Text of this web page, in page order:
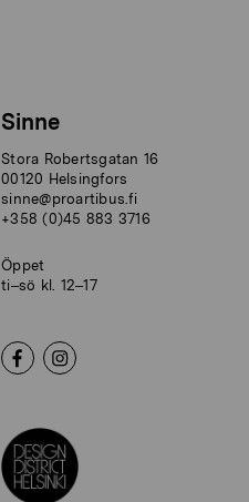
Sinne
Stora Robertsgatan 16
00120 Helsingfors
sinne@proartibus.fi
+358 (0)45 883 3716
Öppet
ti–sö kl. 12–17